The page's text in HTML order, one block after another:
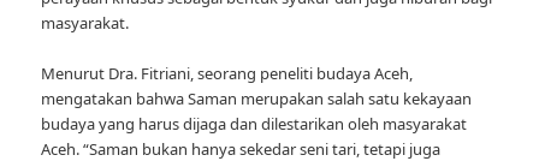
masyarakat.
Menurut Dra. Fitriani, seorang peneliti budaya Aceh,
mengatakan bahwa Saman merupakan salah satu kekayaan
budaya yang harus dijaga dan dilestarikan oleh masyarakat
Aceh. “Saman bukan hanya sekedar seni tari, tetapi juga